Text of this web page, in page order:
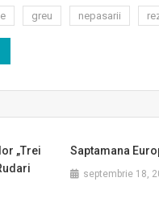
greu nepasarii
„trei
Saptamana
septembrie 18,